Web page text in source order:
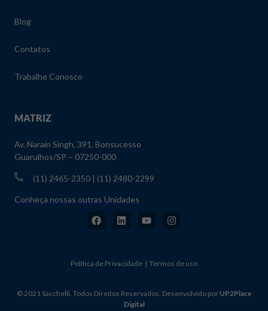
Blog
Contatos
Trabalhe Conosco
MATRIZ
Av. Narain Singh, 391, Bonsucesso
Guarulhos/SP – 07250-000
(11) 2465-2350 | (11) 2480-2299
Conheça nossas outras Unidades
Política de Privacidade | Termos de uso
© 2021 Sacchelli. Todos Direitos Reservados. Desenvolvido por UP2Place
Digital